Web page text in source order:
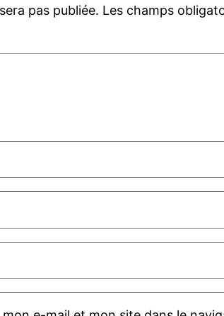
pas publiée. Les champs